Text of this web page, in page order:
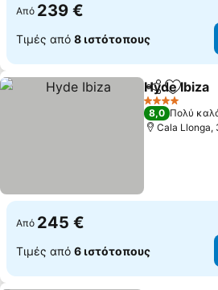
Από 239 €
Τιμές από 8 ιστότοπους
Κοινοποίηση
Hyde Ibiza
4 Αστέρια
8,0 Πολύ
Cala Llonga,
Από 245 €
Τιμές από 6 ιστότοπους